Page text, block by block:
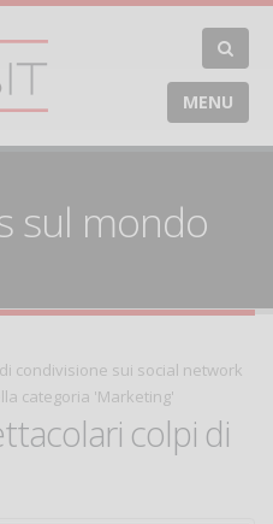
MENU
sul mondo
condivisione sui social network
categoria 'Marketing'
colpi di